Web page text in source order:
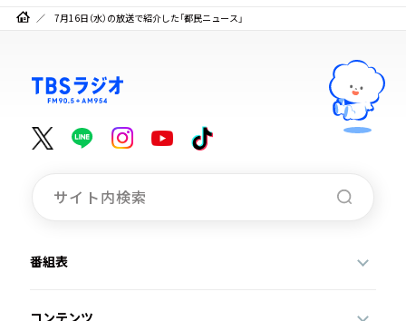
7月16日（水）の放送で紹介した「都民ニュース」
番組表
コンテンツ